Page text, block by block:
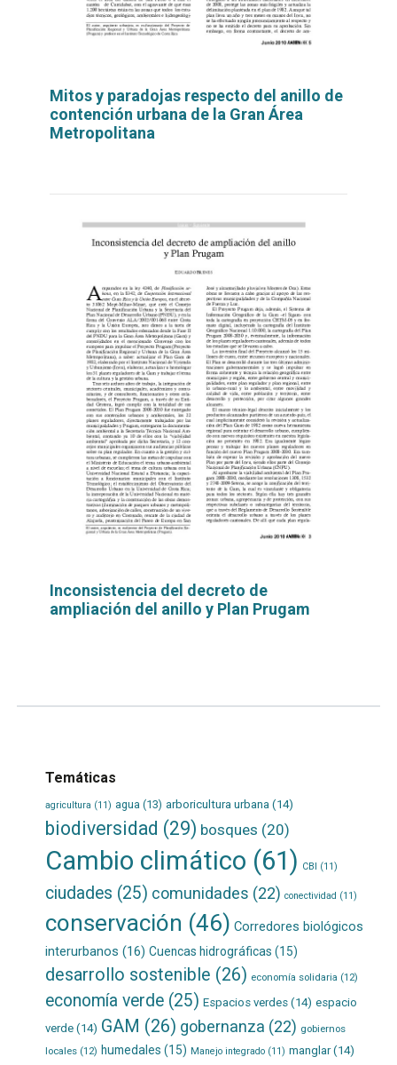
Mitos y paradojas respecto del anillo de
contención urbana de la Gran Área
Metropolitana
Inconsistencia del decreto de
ampliación del anillo y Plan Prugam
Temáticas
agricultura (11) agua (13) arboricultura urbana(14)
biodiversidad (29) bosques (20)
Cambio climático (61) CBI (11)
ciudades (25) comunidades (22) conectividad (11)
conservación (46) Corredores biológicos
interurbanos (16) Cuencas hidrográficas (15)
desarrollo sostenible (26) economía solidaria (12)
economía verde(25) Espacios verdes(14) espacio
verde(14) GAM (26) gobernanza (22) gobiernos
locales(12) humedales (15) Manejo integrado(11) manglar(14)